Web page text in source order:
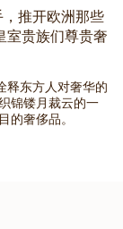
推开欧洲那些
室贵族们尊贵奢
释东方人对奢华的
锦镂月裁云的一
的奢侈品。